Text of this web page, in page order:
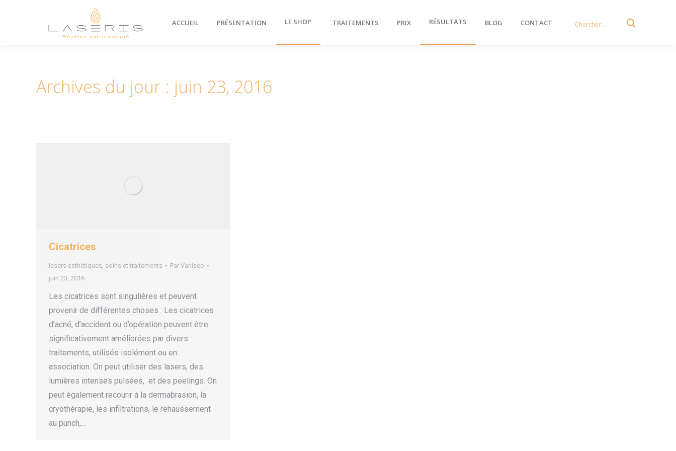
ACCUEIL PRÉSENTATION LE SHOP TRAITEMENTS PRIX RÉSULTATS BLOG CONTACT
Archives du jour : juin 23, 2016
Cicatrices
lasers esthétiques, soins et traitements Par Vaniseo
juin 23, 2016
Les cicatrices sont singulières et peuvent
provenir de différentes choses : Les cicatrices
d’acné, d’accident ou d’opération peuvent être
significativement améliorées par divers
traitements, utilisés isolément ou en
association. On peut utiliser des lasers, des
lumières intenses pulsées, et des peelings. On
peut également recourir à la dermabrasion, la
cryothérapie, les infiltrations, le rehaussement
au punch,…